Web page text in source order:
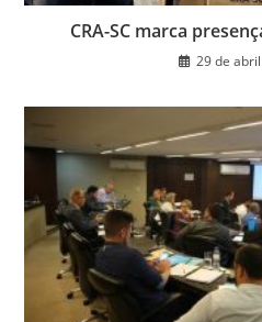
CRA-SC marca
29 de